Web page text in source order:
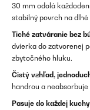
30 mm odolá
stabilný povrch na dlhé
Tiché zatváranie bez
dvierka do zatvorenej
zbytočného hluku.
Čistý vzhľad,
handrou a
Pasuje do každej